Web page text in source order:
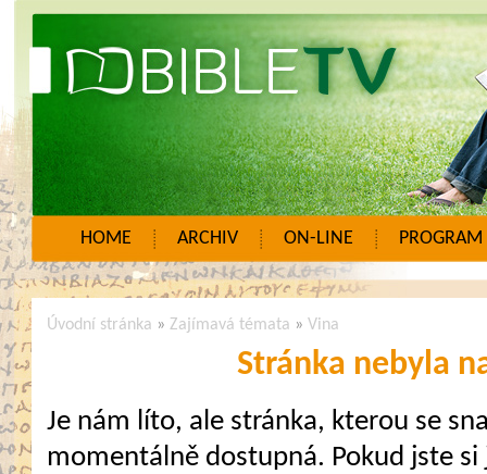
HOME ARCHIV ON-LINE PROGRAM
Úvodní stránka »Zajímavá témata » Vina
Stránka nebyla
Je nám líto, ale stránka, kterou se
momentálně dostupná. Pokud jste